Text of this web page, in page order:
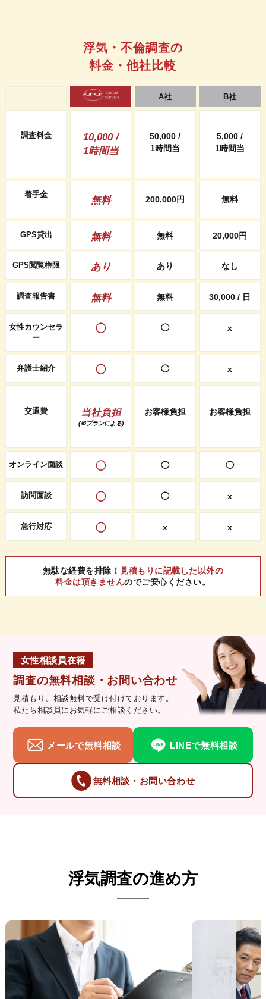
浮気・不倫調査の
料金・他社比較
A社 B社
調査料金
10,000 /
1時間当
50,000 /
1時間当
5,000 /
1時間当
着手金
無料 200,000円 無料
GPS貸出 無料 無料 20,000円
GPS閲覧権限 あり あり なし
調査報告書 無料 無料 30,000 / 日
女性カウンセラ
ー
◯ ◯ x
弁護士紹介 ◯ ◯ x
交通費 当社負担
(※プランによる)
お客様負担 お客様負担
オンライン面談 ◯ ◯ ◯
訪問面談 ◯ ◯ x
急行対応 ◯ x x
無駄な経費を排除！ 見積もりに記載した以外の
料金は頂きませんのでご安心ください。
女性相談員在籍
調査の無料相談・お問い合わせ
見積もり、相談無料で受け付けております。
私たち相談員にお気軽にご相談ください。
メールで無料相談 LINEで無料相談
無料相談・お問い合わせ
浮気調査の進め方